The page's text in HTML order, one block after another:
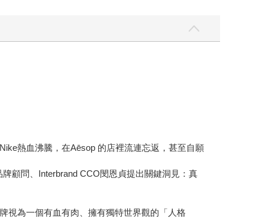
熱血沸騰，在Aēsop 的店裡流連忘返，甚至自願
顧問、Interbrand CCO閔恩貞提出關鍵洞見：真
視為一個有血有肉、擁有獨特世界觀的「人格